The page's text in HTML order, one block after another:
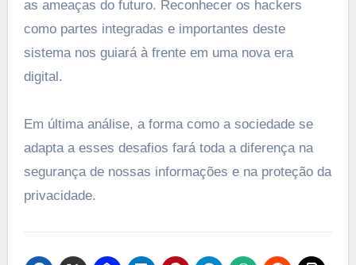
as ameaças do futuro. Reconhecer os hackers
como partes integradas e importantes deste
sistema nos guiará à frente em uma nova era
digital.
Em última análise, a forma como a sociedade se
adapta a esses desafios fará toda a diferença na
segurança de nossas informações e na proteção da
privacidade.